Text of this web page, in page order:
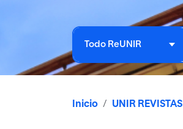
Todo ReUNIR
Inicio UNIR REVISTAS